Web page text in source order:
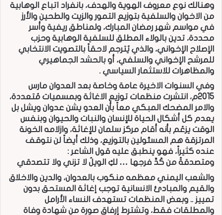
وهنالك نوع معروف الهوية والهدف، بانفراد اتباع الوهابية
من الاخوان والسلفية بتوزيع التمور والزيت والطحين والأرز
في مواسم شهر رمضان المبارك، ولمناطق ريفية وأسر
محددة، تدين بالولاء المطلق للسلفية الوهابية وحزب
الإصلاح الإخواني، والذي يُترجم لاحقاً بالتصويت الانتخابي
للمرشح الإخواني والسلفي، أو بالحشد الجماهيري
والمظاهرات للاستثمار السياسي .
وفي السنوات الاخيرة عامة وخاصة بعد العدوان مارس
2015م، انتشرت منظمات توزيع الاغاثة وبمسميات مُتعددة،
والامر المضحك المبكي معاً بأن العدو يشن عدوان ويشل بل
يعدم كل أشكال الحياة للإنسان والنبات والحيوان وبنفس
الوقت يزعُم بأنه أقام مركز سلمان للإغاثة، وازلامه الخونة
المرتزقة هم المسئولين بالتوزيع، وذلك أيضاً لن نتوقف
عنده كثيراً، فهو ينطبق عليه قول الشاعر :
ومتصدقةً من كَدِّ فرجها … لكِ الويلُ لا تزني ولا تتصدقي
والشعب اليمني معظمه منكوب بالعدوان، والدين والاخلاق
والقيم والمبادئ الانسانية توجب إغاثة المستحق بدون
تمييز .. وبعض المنظمات تستهدف النساء الأرامل
والمطلقات فقط، وتشترط إرفاق صورة من شهادة وفاة